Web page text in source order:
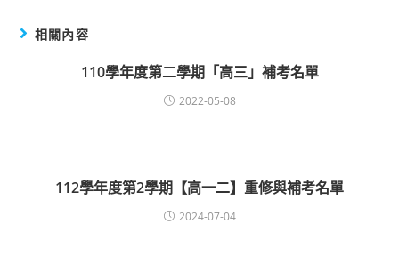
相關內容
110學年度第二學期「高三」補考名單
2022-05-08
112學年度第2學期【高一二】重修與補考名單
2024-07-04